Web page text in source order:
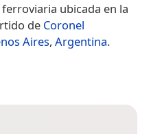
ubicada en la
de Coronel
Aires, Argentina.